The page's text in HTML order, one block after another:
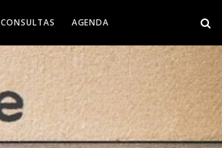
CONSULTAS AGENDA